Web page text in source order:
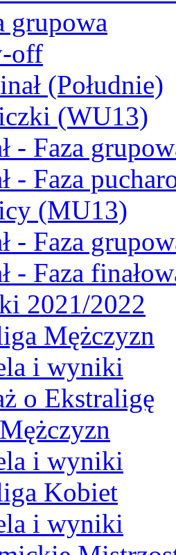
grupowa
off
(Południe)
(WU13)
- Faza
- Faza
(MU13)
- Faza
- Faza
2021/2022
Mężczyzn
i wyniki
o Ekstraligę
i wyniki
Kobiet
i wyniki